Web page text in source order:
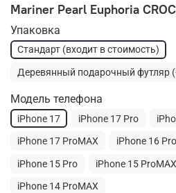
Mariner Pearl Euphoria
Упаковка
Стандарт (входит в стоимость)
Деревянный подарочный футляр
Модель телефона
iPhone 17 iPhone 17 Pro
iPhone 17 ProMAX iPhone 16 Pro
iPhone 15 Pro iPhone 15 ProMAX
iPhone 14 ProMAX